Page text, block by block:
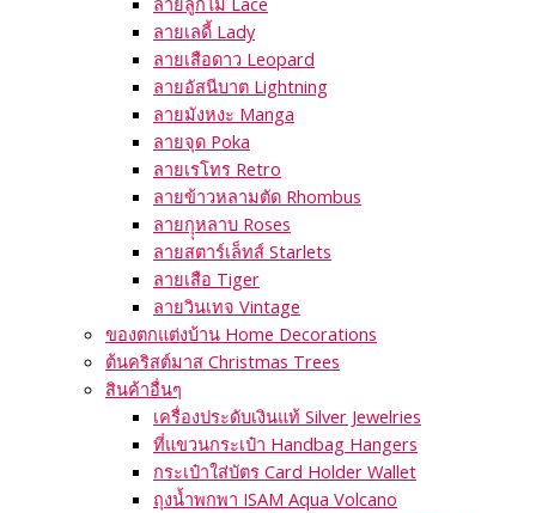
ลายเลดี้ Lady
ลายเสือดาว Leopard
ลายอัสนีบาต Lightning
ลายมังหงะ Manga
ลายจุด Poka
ลายเรโทร Retro
ลายข้าวหลามตัด Rhombus
ลายกุุหลาบ Roses
ลายสตาร์เล็ทส์ Starlets
ลายเสือ Tiger
ลายวินเทจ Vintage
ของตกแต่งบ้าน Home Decorations
ต้นคริสต์มาส Christmas Trees
สินค้าอื่นๆ
เครื่องประดับเงินแท้ Silver Jewelries
ที่แขวนกระเป๋า Handbag Hangers
กระเป๋าใส่บัตร Card Holder Wallet
ถุงน้ำพกพา ISAM Aqua Volcano